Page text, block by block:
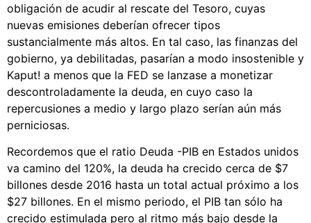
obligación de acudir al rescate del Tesoro, cuyas
nuevas emisiones deberían ofrecer tipos
sustancialmente más altos. En tal caso, las finanzas del
gobierno, ya debilitadas, pasarían a modo insostenible y
Kaput! a menos que la FED se lanzase a monetizar
descontroladamente la deuda, en cuyo caso la
repercusiones a medio y largo plazo serían aún más
perniciosas.
Recordemos que el ratio Deuda -PIB en Estados unidos
va camino del 120%, la deuda ha crecido cerca de $7
billones desde 2016 hasta un total actual próximo a los
$27 billones. En el mismo periodo, el PIB tan sólo ha
crecido estimulada pero al ritmo más bajo desde la